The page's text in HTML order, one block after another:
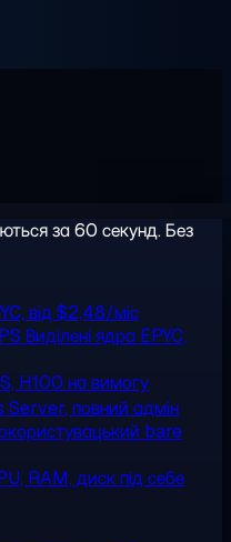
за 60 секунд. Без
від $2,48/міс
Виділені ядра EPYC,
H100 на вимогу
Server, повний адмін
bare
RAM, диск під себе